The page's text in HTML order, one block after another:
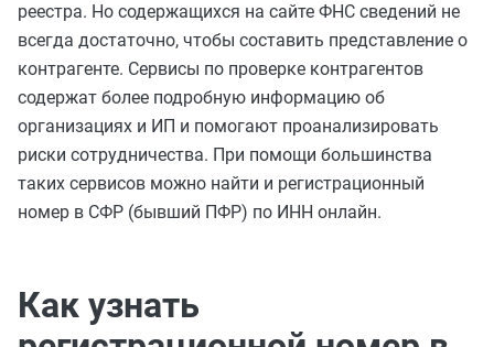
реестра. Но содержащихся на сайте ФНС сведений не
всегда достаточно, чтобы составить представление о
контрагенте. Сервисы по проверке контрагентов
содержат более подробную информацию об
организациях и ИП и помогают проанализировать
риски сотрудничества. При помощи большинства
таких сервисов можно найти и регистрационный
номер в СФР (бывший ПФР) по ИНН онлайн.
Как узнать